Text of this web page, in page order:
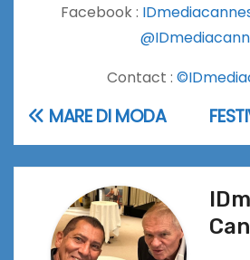
Facebook :
Contact :
Navigation
de
l’article
MARE DI MODA